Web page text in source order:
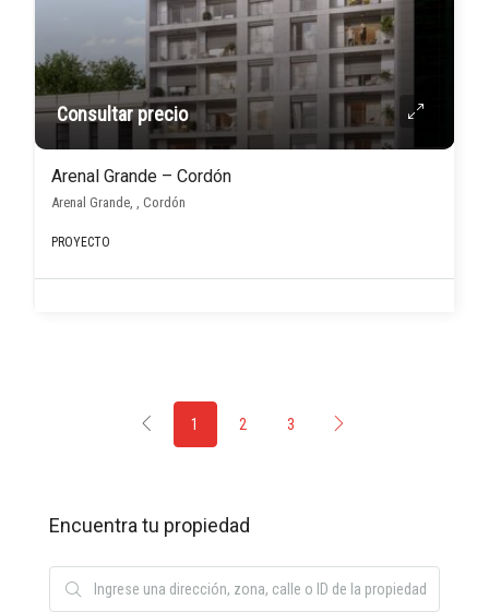
Consultar precio
Arenal Grande – Cordón
Arenal Grande, , Cordón
PROYECTO
1 2 3
Encuentra tu propiedad